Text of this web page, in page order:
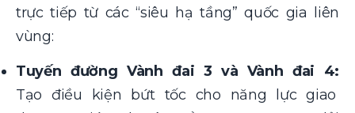
trực tiếp từ các “siêu hạ tầng” quốc gia liên
vùng:
Tuyến đường Vành đai 3 và Vành đai 4:
Tạo điều kiện bứt tốc cho năng lực giao